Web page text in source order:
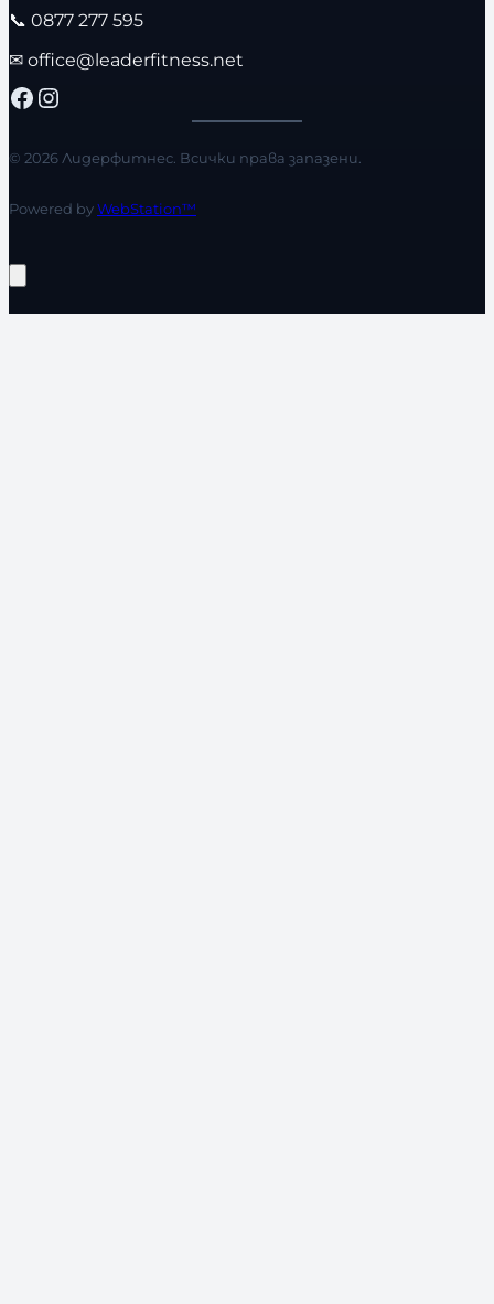
📞 0877 277 595
✉ office@leaderfitness.net
Facebook Instagram
© 2026 Лидерфитнес. Всички права запазени.
Powered byWebStation™